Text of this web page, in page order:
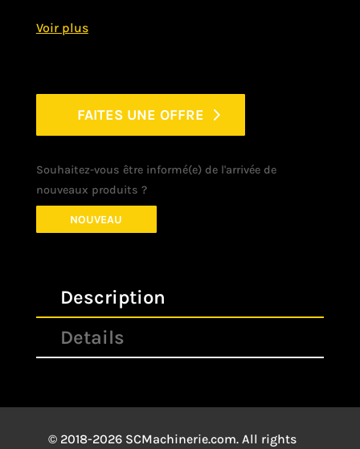
FAITES UNE OFFRE
Souhaitez-vous être informé(e) de l'arrivée de
nouveaux produits ?
NOUVEAU
Description
Details
© 2018-2026 SCMachinerie.com. All rights